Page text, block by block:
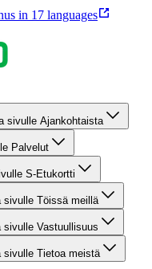
in 17 languages
sivulle Ajankohtaista
Palvelut
S-Etukortti
Töissä meillä
Vastuullisuus
Tietoa meistä